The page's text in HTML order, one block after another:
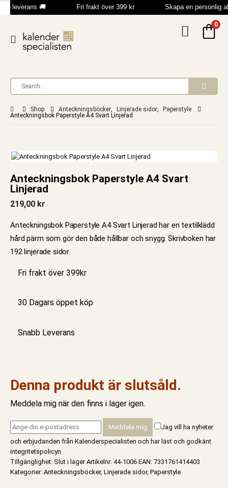
leverans 🚚 Fri frakt över 399 kr Skapa en personlig
0
Shop Anteckningsböcker, Linjerade sidor,
Paperstyle
Anteckningsbok Paperstyle A4 Svart Linjerad
Anteckningsbok Paperstyle A4 Svart
Linjerad
219,00 kr
Anteckningsbok Paperstyle A4 Svart Linjerad har en textilklädd
hård pärm som gör den både hållbar och snygg. Skrivboken har
192 linjerade sidor.
Fri frakt över 399kr
30 Dagars öppet köp
Snabb Leverans
Denna produkt är slutsåld.
Meddela mig när den finns i lager igen.
Jag vill ha nyheter
och erbjudanden från Kalenderspecialisten och har läst och godkänt
integritetspolicyn
Tillgänglighet: Slut i lager Artikelnr: 44-1006 EAN: 7331761414403
Kategorier: Anteckningsböcker, Linjerade sidor, Paperstyle